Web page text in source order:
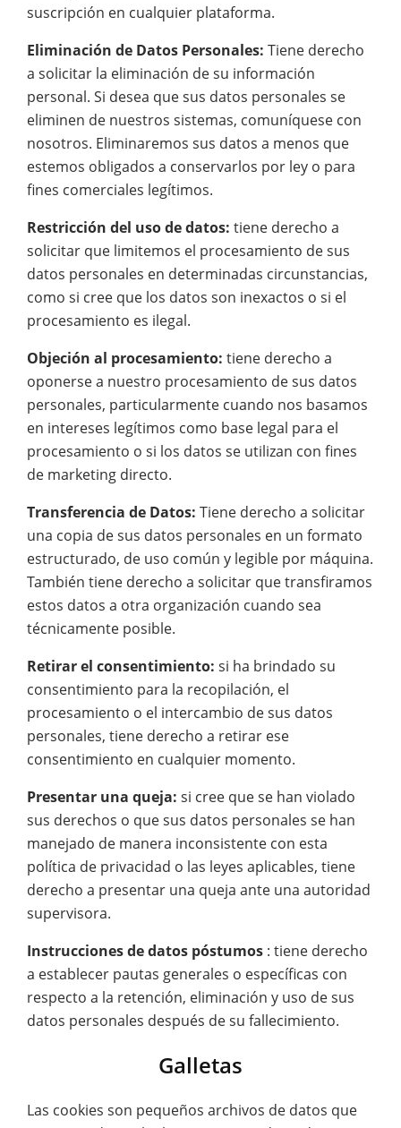
suscripción en cualquier plataforma.
Eliminación de Datos Personales: Tiene derecho
a solicitar la eliminación de su información
personal. Si desea que sus datos personales se
eliminen de nuestros sistemas, comuníquese con
nosotros. Eliminaremos sus datos a menos que
estemos obligados a conservarlos por ley o para
fines comerciales legítimos.
Restricción del uso de datos: tiene derecho a
solicitar que limitemos el procesamiento de sus
datos personales en determinadas circunstancias,
como si cree que los datos son inexactos o si el
procesamiento es ilegal.
Objeción al procesamiento: tiene derecho a
oponerse a nuestro procesamiento de sus datos
personales, particularmente cuando nos basamos
en intereses legítimos como base legal para el
procesamiento o si los datos se utilizan con fines
de marketing directo.
Transferencia de Datos: Tiene derecho a solicitar
una copia de sus datos personales en un formato
estructurado, de uso común y legible por máquina.
También tiene derecho a solicitar que transfiramos
estos datos a otra organización cuando sea
técnicamente posible.
Retirar el consentimiento: si ha brindado su
consentimiento para la recopilación, el
procesamiento o el intercambio de sus datos
personales, tiene derecho a retirar ese
consentimiento en cualquier momento.
Presentar una queja: si cree que se han violado
sus derechos o que sus datos personales se han
manejado de manera inconsistente con esta
política de privacidad o las leyes aplicables, tiene
derecho a presentar una queja ante una autoridad
supervisora.
Instrucciones de datos póstumos : tiene derecho
a establecer pautas generales o específicas con
respecto a la retención, eliminación y uso de sus
datos personales después de su fallecimiento.
Galletas
Las cookies son pequeños archivos de datos que